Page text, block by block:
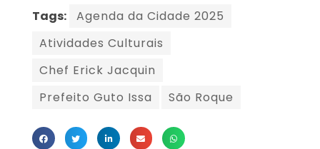
Tags:
Agenda da Cidade 2025
Atividades Culturais
Chef Erick Jacquin
Prefeito Guto Issa
São Roque